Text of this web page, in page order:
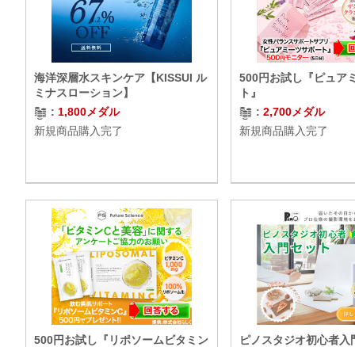
海洋深層水スキンケア【KISSUI ル
ミナスローション】
1,800メダル
新規商品購入完了
500円お試し『ピュア
ト』
2,700メダル
新規商品購入完了
500円お試し『リポソームビタミン
ピノスタジオ初心者入